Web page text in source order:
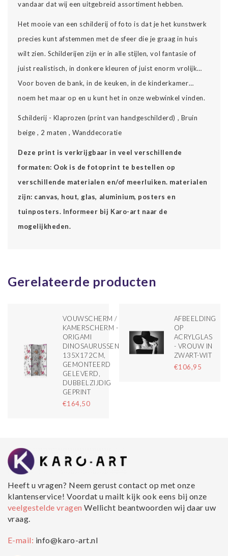
vandaar dat wij een uitgebreid assortiment hebben.
Het mooie van een schilderij of foto is dat je het kunstwerk
precies kunt afstemmen met de sfeer die je graag in huis
wilt zien. Schilderijen zijn er in alle stijlen, vol fantasie of
juist realistisch, in donkere kleuren of juist enorm vrolijk…
Voor boven de bank, in de keuken, in de kinderkamer…
noem het maar op en u kunt het in onze webwinkel vinden.
Schilderij - Klaprozen (print van handgeschilderd) , Bruin
beige , 2 maten , Wanddecoratie
Deze print is verkrijgbaar in veel verschillende
formaten: Ook is de fotoprint te bestellen op
verschillende materialen en/of meerluiken. materialen
zijn: canvas, hout, glas, aluminium, posters en
tuinposters. Informeer bij Karo-art naar de
mogelijkheden.
Gerelateerde producten
VOUWSCHERM /
KAMERSCHERM -
ORIGAMI
DINOSAURUSSEN
135X172CM,
GEMONTEERD
GELEVERD,
DUBBELZIJDIG
GEPRINT
€164,50
AFBEELDING
OP
ACRYLGLAS
- VROUW IN
ZWART-WIT
€106,95
Heeft u vragen? Neem gerust contact op met onze
klantenservice! Voordat u mailt kijk ook eens bij onze
veelgestelde vragenWellicht beantwoorden wij daar uw
vraag.
E-mail: info@karo-art.nl